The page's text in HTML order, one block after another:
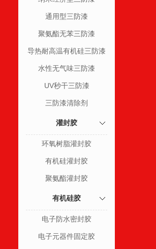
通用型三防漆
聚氨酯无苯三防漆
导热耐高温有机硅三防漆
水性无气味三防漆
UV秒干三防漆
三防漆清除剂
灌封胶
环氧树脂灌封胶
有机硅灌封胶
聚氨酯灌封胶
有机硅胶
电子防水密封胶
电子元器件固定胶